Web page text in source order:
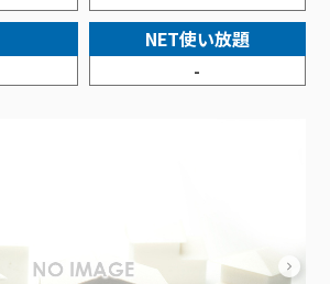
ビス
ギガシェアプラン
ュー
ビス
き×ポテト
するサービストップ
ール
NET使い放題
-